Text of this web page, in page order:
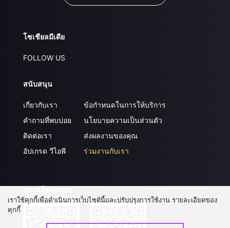
โซเชียลมีเดีย
FOLLOW US
สนับสนุน
เกี่ยวกับเรา
คำถามที่พบบ่อย
ติดต่อเรา
อัปเกรด วีไอพี
ข้อกำหนดในการให้บริการ
นโยบายความเป็นส่วนตัว
ส่งผลงานของคุณ
ร่วมงานกับเรา
เราใช้คุกกี้เพื่อดำเนินการเว็บไซต์นี้และปรับปรุงการใช้งาน รายละเอียดของ
คุกกี้